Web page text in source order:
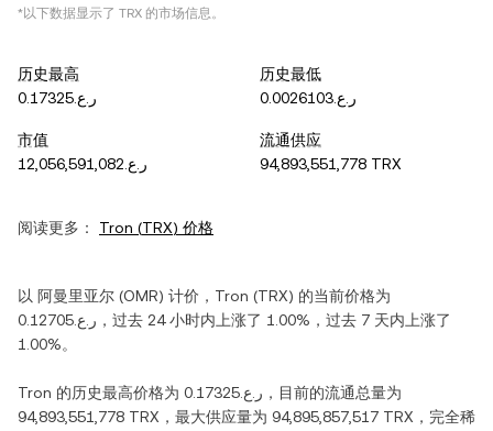
*以下数据显示了 TRX 的市场信息。
历史最高
ر.ع.0.17325
历史最低
ر.ع.0.0026103
市值
ر.ع.12,056,591,082
流通供应
94,893,551,778 TRX
阅读更多： Tron (TRX) 价格
以 阿曼里亚尔 (OMR) 计价， Tron (TRX) 的当前价格为
ر.ع.0.12705 ，过去 24 小时内 上涨了 1.00% ，过去 7 天内 上涨了
1.00%。
Tron 的历史最高价格为 ر.ع.0.17325 ，目前的流通总量为
94,893,551,778 TRX ，最大供应量为 94,895,857,517 TRX ，完全稀